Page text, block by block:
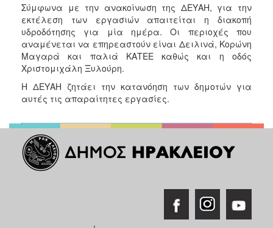
Σύμφωνα με την ανακοίνωση της ΔΕΥΑΗ, για την
εκτέλεση των εργασιών απαιτείται η διακοπή
υδροδότησης για μία ημέρα. Οι περιοχές που
αναμένεται να επηρεαστούν είναι Δειλινά, Κορώνη
Μαγαρά και παλιά ΚΑΤΕΕ καθώς και η οδός
Χριστομιχάλη Ξυλούρη.
Η ΔΕΥΑΗ ζητάει την κατανόηση των δημοτών για
αυτές τις απαραίτητες εργασίες.